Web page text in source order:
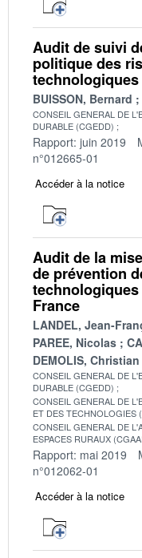
Audit de suivi
politique des
technologiques
BUISSON, Bernard
CONSEIL GENERAL DE
DURABLE (CGEDD)
Rapport: juin 2019
n°012665-01
Accéder à la notice
Audit de la
de prévention
France
LANDEL, Jean-
PAREE, Nicolas
DEMOLIS, Christian
CONSEIL GENERAL DE
DURABLE (CGEDD)
CONSEIL GENERAL DE
ET DES TECHNOLOGIES
CONSEIL GENERAL DE
ESPACES RURAUX
Rapport: mai 2019
n°012062-01
Accéder à la notice